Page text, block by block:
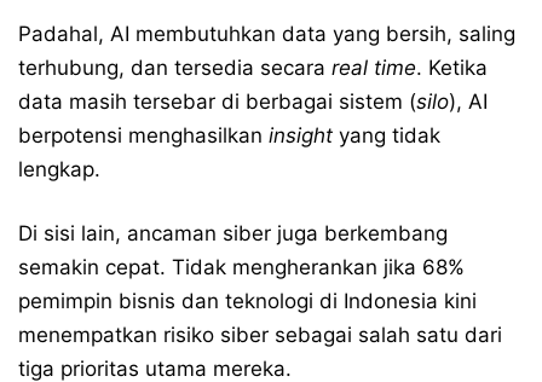
Padahal, AI membutuhkan data yang bersih, saling
terhubung, dan tersedia secara real time. Ketika
data masih tersebar di berbagai sistem (silo), AI
berpotensi menghasilkan insight yang tidak
lengkap.
Di sisi lain, ancaman siber juga berkembang
semakin cepat. Tidak mengherankan jika 68%
pemimpin bisnis dan teknologi di Indonesia kini
menempatkan risiko siber sebagai salah satu dari
tiga prioritas utama mereka.